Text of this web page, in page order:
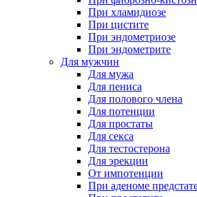
При хламидиозе
При цистите
При эндометриозе
При эндометрите
Для мужчин
Для мужа
Для пениса
Для полового члена
Для потенции
Для простаты
Для секса
Для тестостерона
Для эрекции
От импотенции
При аденоме